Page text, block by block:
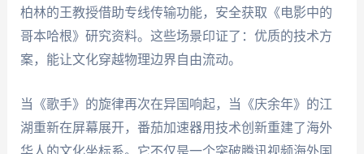
柏林的王教授借助专线传输功能，安全获取《电影中的
哥本哈根》研究资料。这些场景印证了：优质的技术方
案，能让文化穿越物理边界自由流动。
当《歌手》的旋律再次在异国响起，当《庆余年》的江
湖重新在屏幕展开，番茄加速器用技术创新重建了海外
华人的文化坐标系。它不仅是一个突破腾讯视频海外国